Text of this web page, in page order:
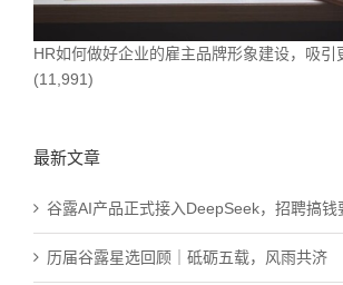
HR如何做好企业的雇主品牌形象建设，吸引
(11,991)
最新文章
谷露AI产品正式接入DeepSeek，招聘搞钱
历届谷露星选回顾｜砥砺五载，风雨共济